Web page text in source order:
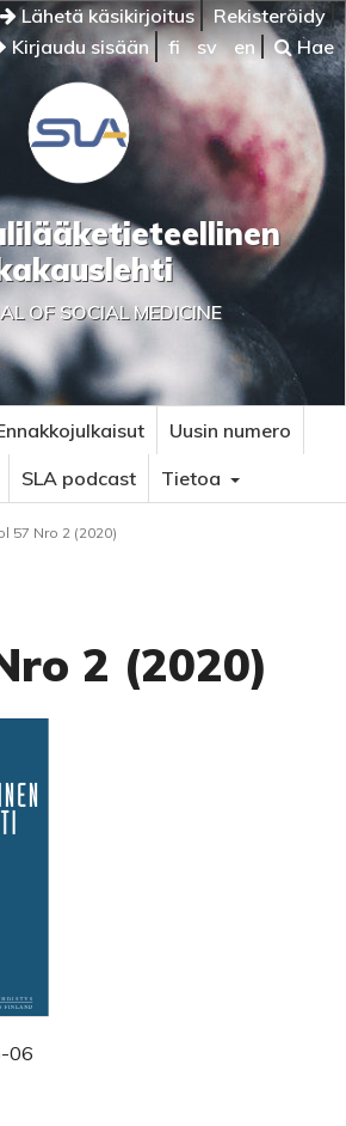
Lähetä käsikirjoitus
Rekisteröidy
Kirjaudu sisään
fi sv en Hae
OF SOCIAL MEDICINE
Uusin numero
SLA podcast Tietoa
57 Nro 2 (2020)
2 (2020)
06